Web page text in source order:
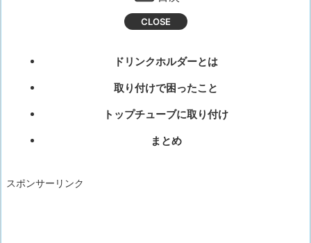
ドリンクホルダーとは
取り付けで困ったこと
トップチューブに取り付け
まとめ
スポンサーリンク